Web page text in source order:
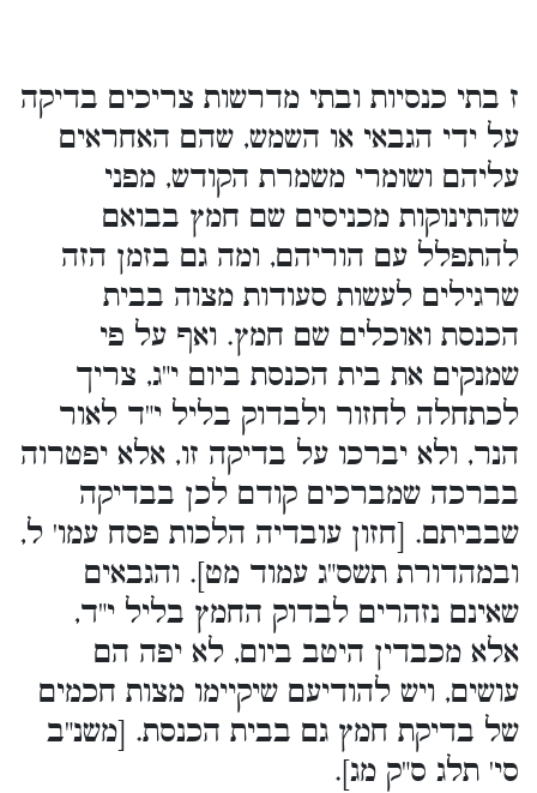
ז בתי כנסיות ובתי מדרשות צריכים בדיקה
על ידי הגבאי או השמש, שהם האחראים
עליהם ושומרי משמרת הקודש, מפני
שהתינוקות מכניסים שם חמץ בבואם
להתפלל עם הוריהם, ומה גם בזמן הזה
שרגילים לעשות סעודות מצוה בבית
הכנסת ואוכלים שם חמץ. ואף על פי
שמנקים את בית הכנסת ביום י"ג, צריך
לכתחלה לחזור ולבדוק בליל י"ד לאור
הנר, ולא יברכו על בדיקה זו, אלא יפטרוה
בברכה שמברכים קודם לכן בבדיקה
שבביתם. [חזון עובדיה הלכות פסח עמו' ל,
ובמהדורת תשס"ג עמוד מט]. והגבאים
שאינם נזהרים לבדוק החמץ בליל י"ד,
אלא מכבדין היטב ביום, לא יפה הם
עושים, ויש להודיעם שיקיימו מצות חכמים
של בדיקת חמץ גם בבית הכנסת. [משנ"ב
סי' תלג ס"ק מג].